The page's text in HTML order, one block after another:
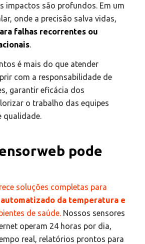
impactos são profundos. Em um
onde a precisão salva vidas,
falhas recorrentes ou
.
é mais do que atender
com a responsabilidade de
garantir eficácia dos
o trabalho das equipes
qualidade.
pode
soluções completas para
da temperatura e
de saúde.Nossos sensores
operam 24 horas por dia,
real, relatórios prontos para